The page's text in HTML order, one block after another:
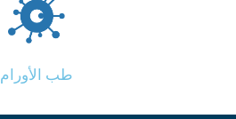
طب الأورام